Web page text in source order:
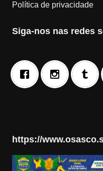
Política de privacidade
Siga-nos nas redes
https://